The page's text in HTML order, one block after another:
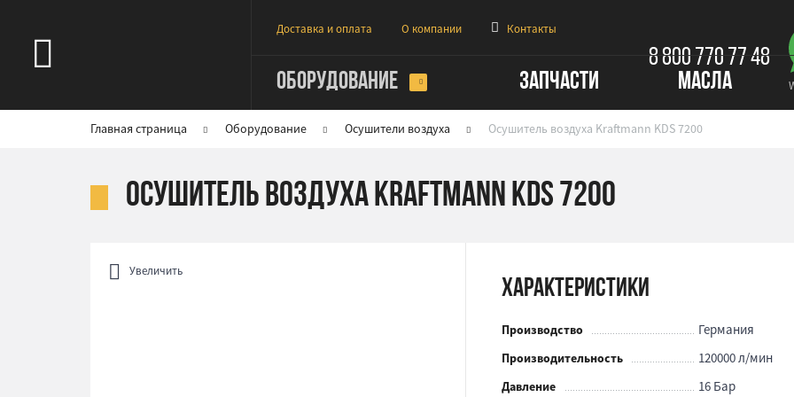
Доставка и оплата О компании Контакты
8 800 770 77 48
ОБОРУДОВАНИЕ ЗАПЧАСТИ МАСЛА
Главная страница Оборудование Осушители воздуха Осушитель воздуха Kraftmann KDS 7200
Осушитель воздуха Kraftmann KDS 7200
Увеличить
Характеристики
Производство Германия
Производительность 120000 л/мин
Давление 16 Бар